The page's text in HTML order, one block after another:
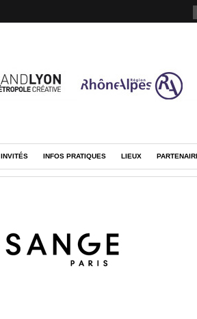
INVITÉS INFOS PRATIQUES LIEUX